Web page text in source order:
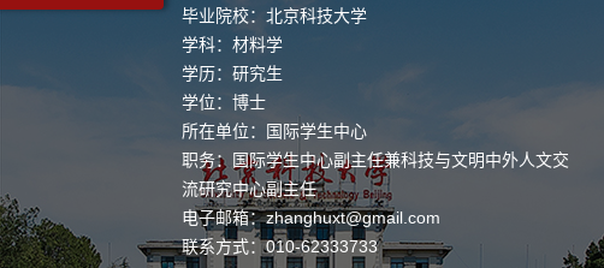
毕业院校：北京科技大学
学科：材料学
学历：研究生
学位：博士
所在单位：国际学生中心
职务：国际学生中心副主任兼科技与文明中外人文交
流研究中心副主任
电子邮箱：zhanghuxt@gmail.com
联系方式：010-62333733